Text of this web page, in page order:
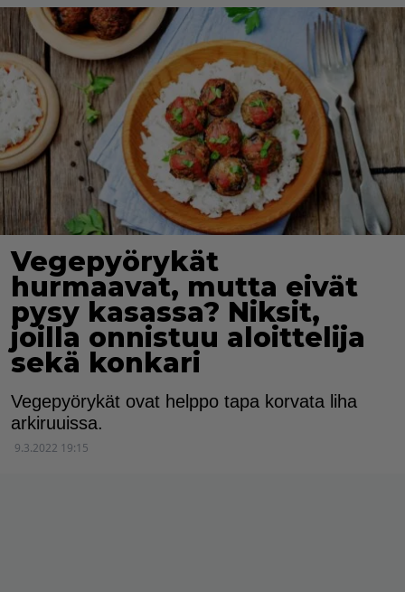
Vegepyörykät
hurmaavat, mutta eivät
pysy kasassa? Niksit,
joilla onnistuu aloittelija
sekä konkari
Vegepyörykät ovat helppo tapa korvata liha
arkiruuissa.
9.3.2022 19:15